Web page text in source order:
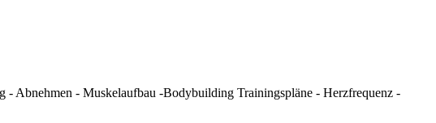
Abnehmen - Muskelaufbau -Bodybuilding Trainingspläne - Herzfrequenz -